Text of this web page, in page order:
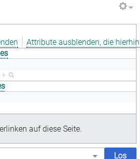
Attribute ausblenden, die
+
auf diese Seite.